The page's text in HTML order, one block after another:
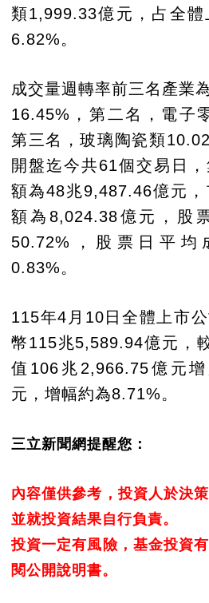
類1,999.33億元，占全
6.82%。
成交量週轉率前三名產業
16.45%，第二名，電子
第三名，玻璃陶瓷類
開盤迄今共61個交易日
額為48兆9,487.46億元
額為8,024.38億元，股
50.72%，股票日平均
0.83%。
115年4月10日全體上市
幣115兆5,589.94億元，
值106兆2,966.75億元
元，增幅約為8.71%。
三立新聞網提醒您：
內容僅供參考，投資人於決
並就投資結果自行負責。
投資一定有風險，基金投資
閱公開說明書。